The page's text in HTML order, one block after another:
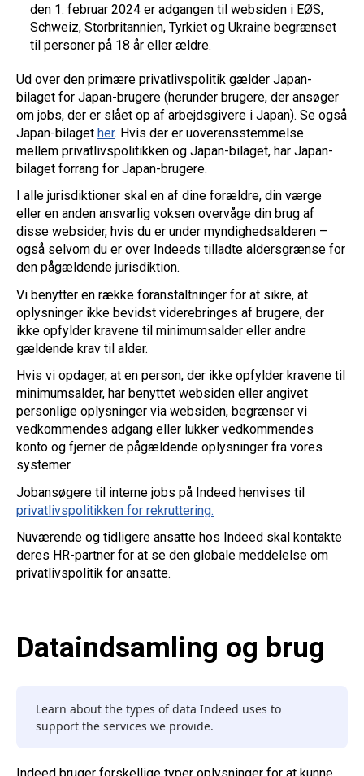
den 1. februar 2024 er adgangen til websiden i EØS,
Schweiz, Storbritannien, Tyrkiet og Ukraine begrænset
til personer på 18 år eller ældre.
Ud over den primære privatlivspolitik gælder Japan-
bilaget for Japan-brugere (herunder brugere, der ansøger
om jobs, der er slået op af arbejdsgivere i Japan). Se også
Japan-bilaget her. Hvis der er uoverensstemmelse
mellem privatlivspolitikken og Japan-bilaget, har Japan-
bilaget forrang for Japan-brugere.
I alle jurisdiktioner skal en af dine forældre, din værge
eller en anden ansvarlig voksen overvåge din brug af
disse websider, hvis du er under myndighedsalderen –
også selvom du er over Indeeds tilladte aldersgrænse for
den pågældende jurisdiktion.
Vi benytter en række foranstaltninger for at sikre, at
oplysninger ikke bevidst viderebringes af brugere, der
ikke opfylder kravene til minimumsalder eller andre
gældende krav til alder.
Hvis vi opdager, at en person, der ikke opfylder kravene til
minimumsalder, har benyttet websiden eller angivet
personlige oplysninger via websiden, begrænser vi
vedkommendes adgang eller lukker vedkommendes
konto og fjerner de pågældende oplysninger fra vores
systemer.
Jobansøgere til interne jobs på Indeed henvises til
privatlivspolitikken for rekruttering.
Nuværende og tidligere ansatte hos Indeed skal kontakte
deres HR-partner for at se den globale meddelelse om
privatlivspolitik for ansatte.
Dataindsamling og brug
Learn about the types of data Indeed uses to
support the services we provide.